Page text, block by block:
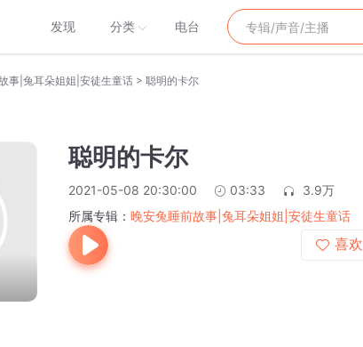
发现 分类 电台
事|兔耳朵姐姐|安徒生童话 > 聪明的卡尔
聪明的卡尔
2021-05-08 20:30:00 03:33
3.9万
所属专辑： 晚安兔睡前故事|兔耳朵姐姐|安徒生童话
喜欢